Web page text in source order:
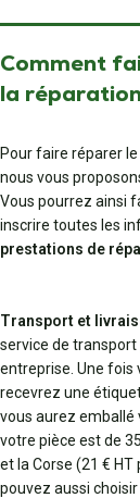
Comment
la
Pour faire réparer
nous vous
Vous pourrez ainsi
inscrire toutes les
prestations de
Transport et
service de transport
entreprise. Une fois
recevrez une
vous aurez emballé
votre pièce est de
et la Corse (21 € HT
pouvez aussi